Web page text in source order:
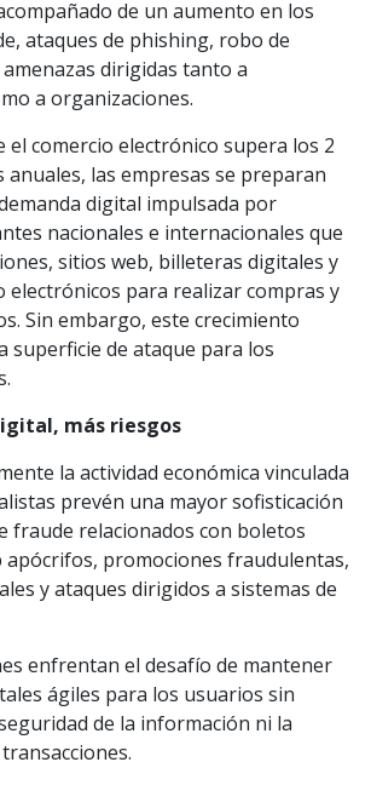
de un aumento en los
ataques de phishing, robo de
dirigidas tanto a
a organizaciones.
el comercio electrónico supera los 2
anuales, las empresas se preparan
digital impulsada por
nacionales e internacionales que
sitios web, billeteras digitales y
electrónicos para realizar compras y
Sin embargo, este crecimiento
superficie de ataque para los
más riesgos
la actividad económica vinculada
prevén una mayor sofisticación
fraude relacionados con boletos
apócrifos, promociones fraudulentas,
y ataques dirigidos a sistemas de
enfrentan el desafío de mantener
ágiles para los usuarios sin
de la información ni la